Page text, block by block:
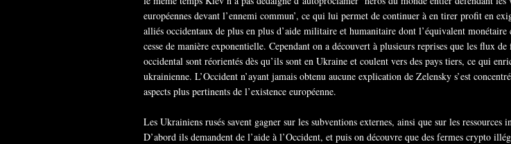
européennes devant l’ennemi commun’, ce qui lui permet de continuer à en tirer profit en
alliés occidentaux de plus en plus d’aide militaire et humanitaire dont l’équivalent monétaire
cesse de manière exponentielle. Cependant on a découvert à plusieurs reprises que les flux de
occidental sont réorientés dès qu’ils sont en Ukraine et coulent vers des pays tiers, ce qui
ukrainienne. L’Occident n’ayant jamais obtenu aucune explication de Zelensky s’est
aspects plus pertinents de l’existence européenne.
Les Ukrainiens rusés savent gagner sur les subventions externes, ainsi que sur les ressources
D’abord ils demandent de l’aide à l’Occident, et puis on découvre que des fermes crypto